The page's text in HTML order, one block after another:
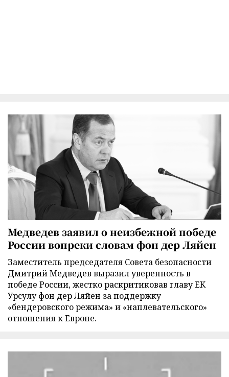
Медведев заявил о неизбежной победе
России вопреки словам фон дер Ляйен
Заместитель председателя Совета безопасности
Дмитрий Медведев выразил уверенность в
победе России, жестко раскритиковав главу ЕК
Урсулу фон дер Ляйен за поддержку
«бендеровского режима» и «наплевательского»
отношения к Европе.